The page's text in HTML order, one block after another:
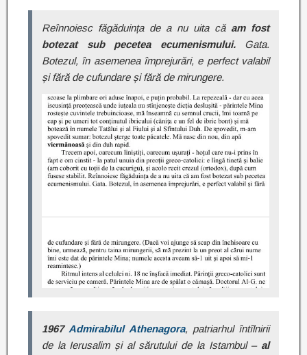
Reînnoiesc făgăduința de a nu uita că am fost
botezat sub pecetea ecumenismului. Gata.
Botezul, în asemenea împrejurări, e perfect valabil
și fără de cufundare și fără de mirungere.
1967 Admirabilul Athenagora, patriarhul întîlnirii
de la Ierusalim și al sărutului de la Istambul – al